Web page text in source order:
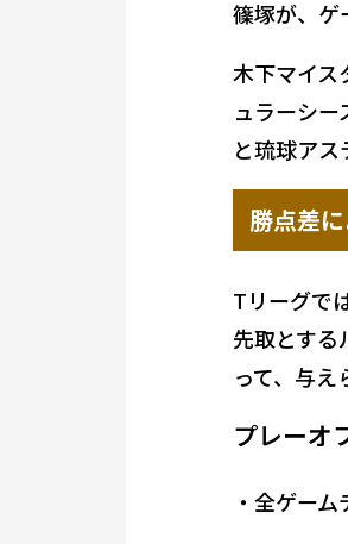
篠塚が、ゲ
木下マイス
ュラーシ
と琉球アス
勝点差
Tリーグで
先取とする
って、与
プレーオ
・全ゲー